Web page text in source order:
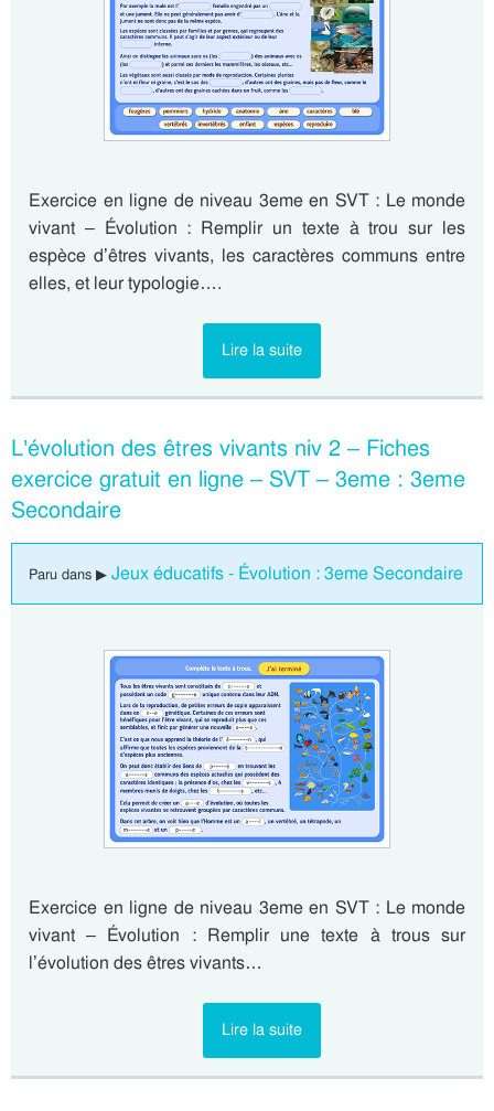
Exercice en ligne de niveau 3eme en SVT : Le monde
vivant – Évolution : Remplir un texte à trou sur les
espèce d’êtres vivants, les caractères communs entre
elles, et leur typologie….
Lire la suite
L’évolution des êtres vivants niv 2 – Fiches
exercice gratuit en ligne – SVT – 3eme : 3eme
Secondaire
Paru dans ▶ Jeux éducatifs - Évolution : 3eme Secondaire
Exercice en ligne de niveau 3eme en SVT : Le monde
vivant – Évolution : Remplir une texte à trous sur
l’évolution des êtres vivants…
Lire la suite